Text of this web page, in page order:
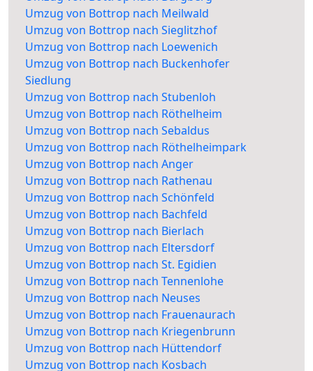
Umzug von Bottrop nach Meilwald
Umzug von Bottrop nach Sieglitzhof
Umzug von Bottrop nach Loewenich
Umzug von Bottrop nach Buckenhofer
Siedlung
Umzug von Bottrop nach Stubenloh
Umzug von Bottrop nach Röthelheim
Umzug von Bottrop nach Sebaldus
Umzug von Bottrop nach Röthelheimpark
Umzug von Bottrop nach Anger
Umzug von Bottrop nach Rathenau
Umzug von Bottrop nach Schönfeld
Umzug von Bottrop nach Bachfeld
Umzug von Bottrop nach Bierlach
Umzug von Bottrop nach Eltersdorf
Umzug von Bottrop nach St. Egidien
Umzug von Bottrop nach Tennenlohe
Umzug von Bottrop nach Neuses
Umzug von Bottrop nach Frauenaurach
Umzug von Bottrop nach Kriegenbrunn
Umzug von Bottrop nach Hüttendorf
Umzug von Bottrop nach Kosbach